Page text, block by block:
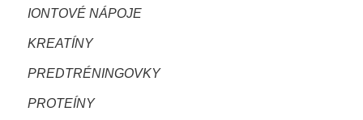
IONTOVÉ NÁPOJE
KREATÍNY
PREDTRÉNINGOVKY
PROTEÍNY